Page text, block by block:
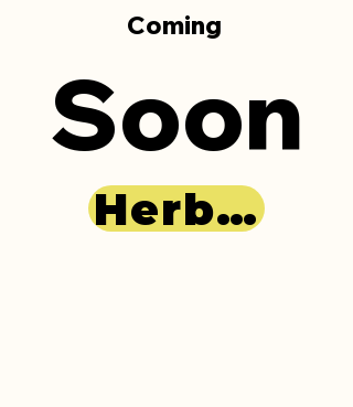
Coming
Soon
Herbst